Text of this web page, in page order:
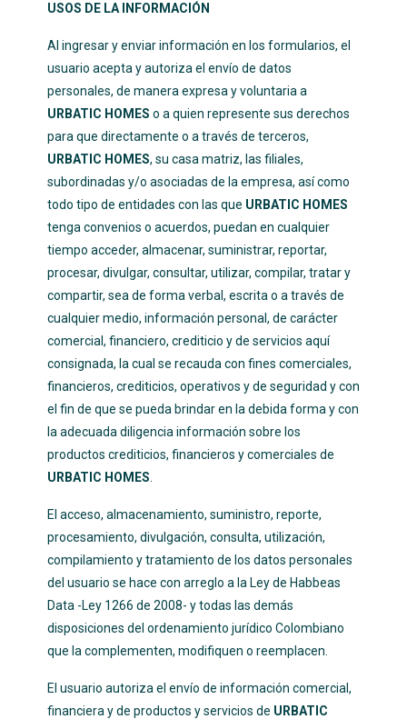
USOS DE LA INFORMACIÓN
Al ingresar y enviar información en los formularios, el
usuario acepta y autoriza el envío de datos
personales, de manera expresa y voluntaria a
URBATIC HOMES o a quien represente sus derechos
para que directamente o a través de terceros,
URBATIC HOMES, su casa matriz, las filiales,
subordinadas y/o asociadas de la empresa, así como
todo tipo de entidades con las que URBATIC HOMES
tenga convenios o acuerdos, puedan en cualquier
tiempo acceder, almacenar, suministrar, reportar,
procesar, divulgar, consultar, utilizar, compilar, tratar y
compartir, sea de forma verbal, escrita o a través de
cualquier medio, información personal, de carácter
comercial, financiero, crediticio y de servicios aquí
consignada, la cual se recauda con fines comerciales,
financieros, crediticios, operativos y de seguridad y con
el fin de que se pueda brindar en la debida forma y con
la adecuada diligencia información sobre los
productos crediticios, financieros y comerciales de
URBATIC HOMES
El acceso, almacenamiento, suministro, reporte,
procesamiento, divulgación, consulta, utilización,
compilamiento y tratamiento de los datos personales
del usuario se hace con arreglo a la Ley de Habbeas
Data -Ley 1266 de 2008- y todas las demás
disposiciones del ordenamiento jurídico Colombiano
que la complementen, modifiquen o reemplacen.
El usuario autoriza el envío de información comercial,
financiera y de productos y servicios de URBATIC